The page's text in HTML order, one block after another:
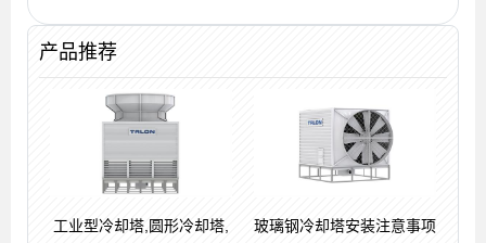
产品推荐
工业型冷却塔,圆形冷却塔, 玻璃钢冷却塔安装注意事项